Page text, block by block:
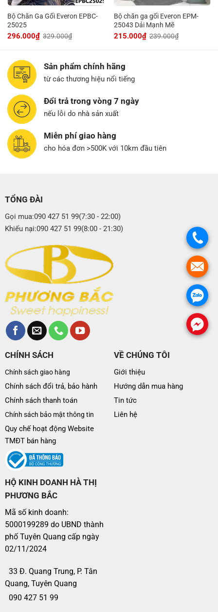
Bộ ga chun Everon EPM-
25016 Gồm: (01 Ga chun
+ 02 Vỏ gối 45×65)
1m8x2m
2.099.000
1.889.000
MUA
2.299.000
MUA
Bộ ga chần Everon EPM-
25016 Gồm: (01 Ga chun
chần + 02 Vỏ gối 45×65)
2.299.000
1m8x2m
2mx2m2
2.699.000
EPM-25016
1m8x2m
MUA
Ga chun Everon EPM-
25016
1m6x2m MUA
1m8x2m MUA
MUA
EPM-25016
2mx2m2
2.299.000
2.069.000
Vỏ chăn Everon EPM-
25016
2mx2m2
1.999.000
Vỏ gối đầu Everon EPM-
Vỏ gối tựa Everon EPM-
25016
45×45
Bộ Chăn Ga Gối Everon EPBC-
25025
329.000₫
296.000₫
Bộ chăn ga gối Everon EPM-
25043 Dải Mạnh Mẽ
239.000₫
215.000₫
Sản phẩm chính hãng
từ các thương hiệu nổi tiếng
Đổi trả trong vòng 7 ngày
nếu lỗi do nhà sản xuất
Miễn phí giao hàng
cho hóa đơn >500K với 10km đầu tiên
TỔNG ĐÀI
Gọi mua:090 427 51 99(7:30 - 22:00)
Khiếu nại:090 427 51 99(8:00 - 21:30)
CHÍNH SÁCH
Chính sách giao hàng
Chính sách đổi trả, bảo hành
Chính sách thanh toán
Chính sách bảo mật thông tin
Quy chế hoạt động Website
TMĐT bán hàng
VỀ CHÚNG TÔI
Giới thiệu
Hướng dẫn mua hàng
Tin tức
Liên hệ
HỘ KINH DOANH HÀ THỊ
PHƯƠNG BẮC
Mã số kinh doanh:
5000199289 do UBND thành
phố Tuyên Quang cấp ngày
02/11/2024
33 Đ. Quang Trung, P. Tân
Quang, Tuyên Quang
090 427 51 99
.
.
.
.